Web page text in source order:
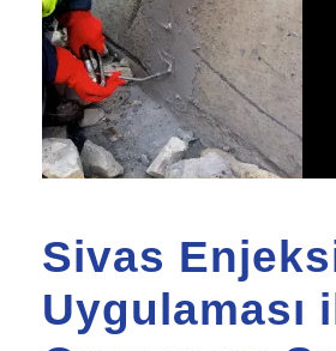
Sivas
Uygulaması